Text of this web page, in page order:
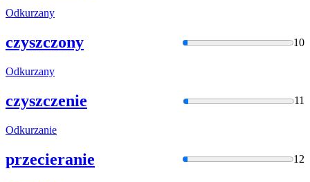
Odkurzany
czyszczony 10
Odkurzany
czyszczenie 11
Odkurzanie
przecieranie 12